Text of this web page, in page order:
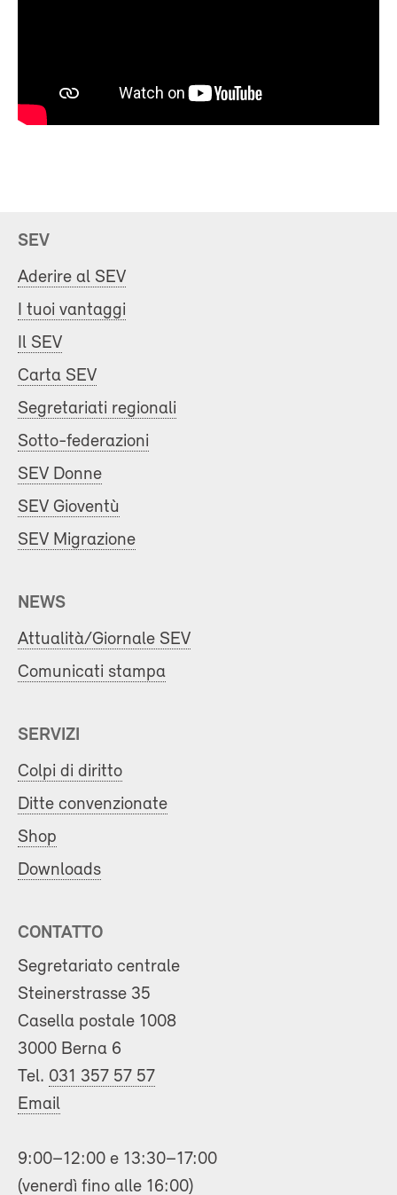
SEV
Aderire al SEV
I tuoi vantaggi
Il SEV
Carta SEV
Segretariati regionali
Sotto-federazioni
SEV Donne
SEV Gioventù
SEV Migrazione
NEWS
Attualità/Giornale SEV
Comunicati stampa
SERVIZI
Colpi di diritto
Ditte convenzionate
Shop
Downloads
CONTATTO
Segretariato centrale
Steinerstrasse 35
Casella postale 1008
3000 Berna 6
Tel. 031 357 57 57
Email
9:00–12:00 e 13:30–17:00
(venerdì fino alle 16:00)